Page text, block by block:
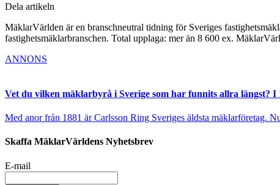
Dela artikeln
MäklarVärlden är en branschneutral tidning för Sveriges
fastighetsmäklarbranschen. Total upplaga: mer än 8 600 ex.
ANNONS
Vet du vilken mäklarbyrå i Sverige som har funnits allra längst?
Med anor från 1881 är Carlsson Ring Sveriges äldsta mäklarföretag.
Skaffa MäklarVärldens Nyhetsbrev
E-mail